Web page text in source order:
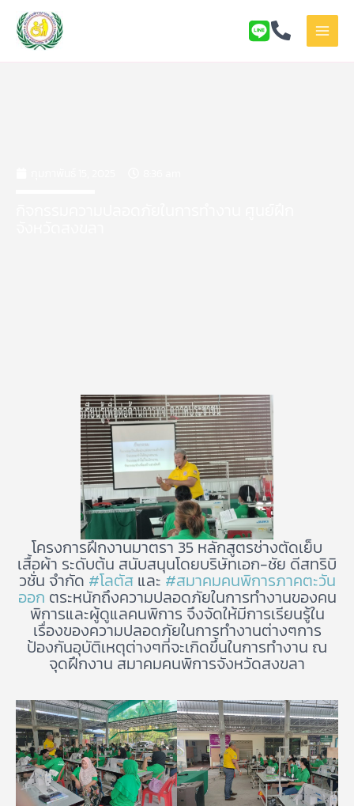
content
โครงการฝึกงานมาตรา 35 หลักสูตรช่างตัดเย็บ
เสื้อผ้า ระดับต้น สนับสนุนโดยบริษัทเอก-ชัย ดีสทริบิ
วชั่น จำกัด #โลตัสและ#สมาคมคนพิการภาคตะวัน
ออก ตระหนักถึงความปลอดภัยในการทำงานของคน
พิการและผู้ดูแลคนพิการ จึงจัดให้มีการเรียนรู้ใน
เรื่องของความปลอดภัยในการทำงานต่างๆการ
ป้องกันอุบัติเหตุต่างๆที่จะเกิดขึ้นในการทำงาน ณ
จุดฝึกงาน สมาคมคนพิการจังหวัดสงขลา